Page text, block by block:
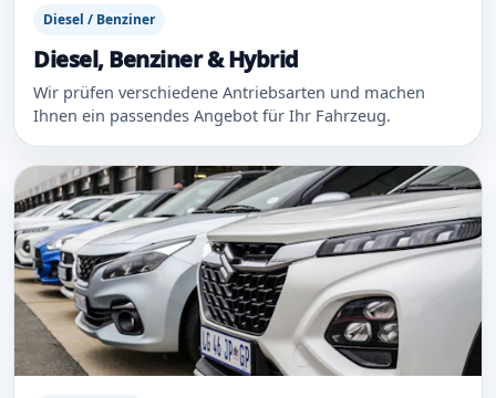
Diesel / Benziner
Diesel, Benziner & Hybrid
Wir prüfen verschiedene Antriebsarten und machen
Ihnen ein passendes Angebot für Ihr Fahrzeug.